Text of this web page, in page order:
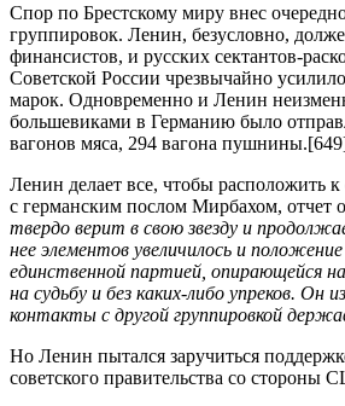
Спор по Брестскому миру внес
группировок. Ленин, безусловно,
финансистов, и русских сектантов-
Советской России чрезвычайно
марок. Одновременно и Ленин
большевиками в Германию было
вагонов мяса, 294 вагона
Ленин делает все, чтобы расположить
с германским послом Мирбахом, отчет
твердо верит в свою звезду и
нее элементов увеличилось и
единственной партией, опирающейся
на судьбу и без каких-либо упреков.
контакты с другой группировкой
Но Ленин пытался заручиться
советского правительства со